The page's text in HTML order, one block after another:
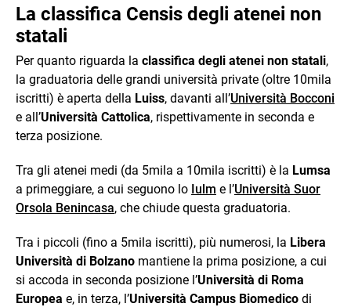
La classifica Censis degli atenei non
statali
Per quanto riguarda la classifica degli atenei non statali,
la graduatoria delle grandi università private (oltre 10mila
iscritti) è aperta della Luiss, davanti all’Università Bocconi
e all’Università Cattolica, rispettivamente in seconda e
terza posizione.
Tra gli atenei medi (da 5mila a 10mila iscritti) è la Lumsa
a primeggiare, a cui seguono lo Iulm e l’Università Suor
Orsola Benincasa, che chiude questa graduatoria.
Tra i piccoli (fino a 5mila iscritti), più numerosi, la Libera
Università di Bolzano mantiene la prima posizione, a cui
si accoda in seconda posizione l’Università di Roma
Europea e, in terza, l’Università Campus Biomedico di